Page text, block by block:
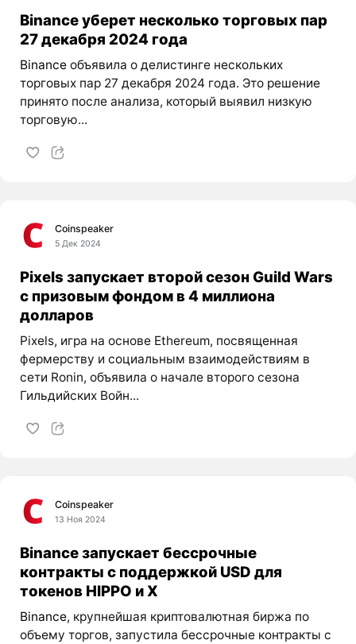
Binance уберет несколько торговых пар
27 декабря 2024 года
Binanceобъявила о делистинге нескольких
торговых пар 27 декабря 2024 года. Это решение
принято после анализа, который выявил низкую
торговую...
Coinspeaker
5 Дек 2024
Pixels запускает второй сезон Guild Wars
с призовым фондом в 4 миллиона
долларов
Pixels, игра на основе Ethereum, посвященная
фермерству и социальным взаимодействиям в
сети Ronin, объявила о начале второго сезона
Гильдийских Войн...
Coinspeaker
13 Ноя 2024
Binance запускает бессрочные
контракты с поддержкой USD для
токенов HIPPO и X
Binance, крупнейшая криптовалютная биржа по
объему торгов, запустила бессрочные контракты с